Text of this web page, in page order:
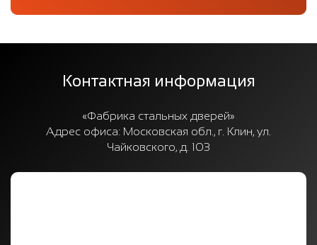
Контактная информация
«Фабрика стальных дверей»
Адрес офиса: Московская обл., г. Клин, ул.
Чайковского, д. 103